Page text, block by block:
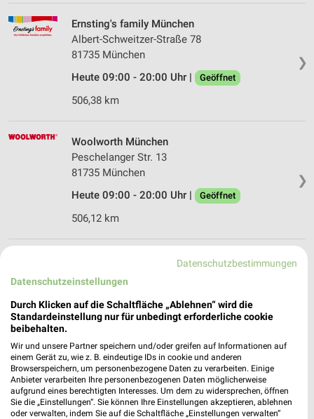
❯
Ernsting's family München
Albert-Schweitzer-Straße 78
81735 München
Heute 09:00 - 20:00 Uhr |
Geöffnet
506,38 km
❯
Woolworth München
Peschelanger Str. 13
81735 München
Heute 09:00 - 20:00 Uhr |
Geöffnet
506,12 km
Kistlerhofstr. 172 - 174
81379 München
Heute 09:00 - 20:00 Uhr | Geöffnet
Ernsting's family Rosenheim
Äussere Münchener Straße 100
83026 Rosenheim
Datenschutzbestimmungen
Datenschutzeinstellungen
Durch Klicken auf die Schaltfläche „Ablehnen“ wird die
Standardeinstellung nur für unbedingt erforderliche cookie
beibehalten.
Wir und unsere Partner speichern und/oder greifen auf Informationen auf
einem Gerät zu, wie z. B. eindeutige IDs in cookie und anderen
Browserspeichern, um personenbezogene Daten zu verarbeiten. Einige
Anbieter verarbeiten Ihre personenbezogenen Daten möglicherweise
aufgrund eines berechtigten Interesses. Um dem zu widersprechen, öffnen
Sie die „Einstellungen“. Sie können Ihre Einstellungen akzeptieren, ablehnen
oder verwalten, indem Sie auf die Schaltfläche „Einstellungen verwalten“